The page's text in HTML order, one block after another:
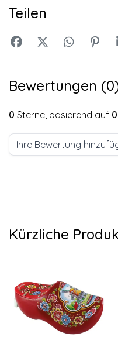
Teilen
Bewertungen
0 Sterne, basierend auf 0
Ihre Bewertung
Kürzliche